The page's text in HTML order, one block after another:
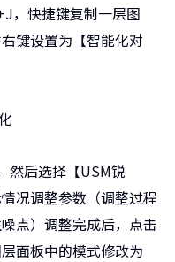
，快捷键复制一层图
键设置为【智能化对
然后选择【USM锐
况调整参数（调整过程
点）调整完成后，点击
面板中的模式修改为